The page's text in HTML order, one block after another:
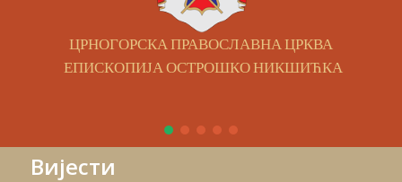
ЦРНОГОРСКА ПРАВОСЛАВНА ЦРКВА
ЕПИСКОПИЈА ОСТРОШКО НИКШИЋКА
Вијести